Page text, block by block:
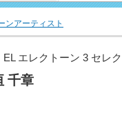
ンアーティスト
EL エレクトーン 3 セレ
千章